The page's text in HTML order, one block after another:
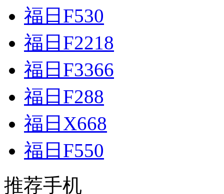
福日F530
福日F2218
福日F3366
福日F288
福日X668
福日F550
推荐手机